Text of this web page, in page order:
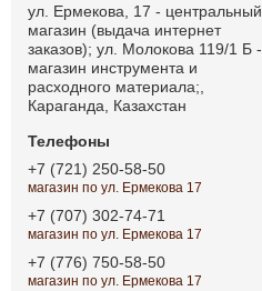
ул. Ермекова, 17 - центральный
магазин (выдача интернет
заказов); ул. Молокова 119/1 Б -
магазин инструмента и
расходного материала;,
Караганда, Казахстан
+7 (721) 250-58-50
магазин по ул. Ермекова 17
+7 (707) 302-74-71
магазин по ул. Ермекова 17
+7 (776) 750-58-50
магазин по ул. Ермекова 17